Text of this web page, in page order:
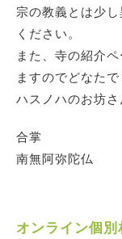
宗の教義とは少
ください。
また、寺の紹介
ますのでどなた
ハスノハのお坊さ
合掌
南無阿弥陀仏
オンライン個別